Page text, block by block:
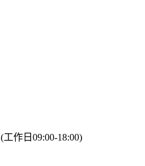
(工作日09:00-18:00)